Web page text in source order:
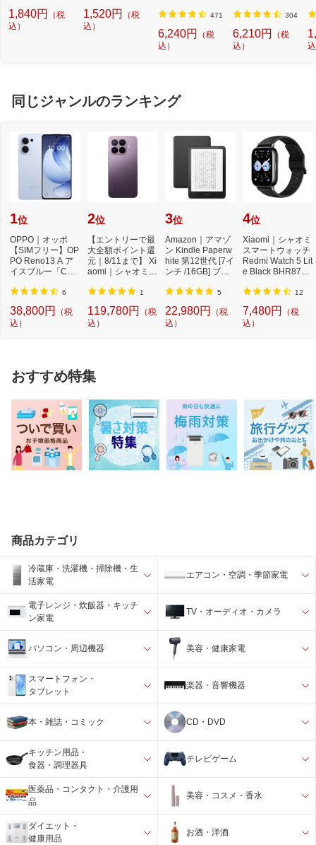
応 &gt; 衝撃吸収
フタ開閉ロック機
1,840円
（税
込）
プシールセット ブ
ルー DYKTSBL
1,520円
（税
込）
471
6,240円
（税
込）
3813805MP] 304
6,210円
（税
込）
同じジャンルのランキング
1位
OPPO｜オッポ
【SIMフリー】OP
PO Reno13 A ア
イスブルー「CPH
m Snapdr...
6
38,800円
（税
込）
2位
【エントリーで最
大全額ポイント還
元｜8/11まで】 Xi
aomi｜シャオミ
i...
1
119,780円
（税
込）
3位
Amazon｜アマゾ
ン Kindle Paperw
hite 第12世代 [7イ
ンチ /16GB] ブラ
Y ...
5
22,980円
（税
込）
4位
Xiaomi｜シャオミ
スマートウォッチ
Redmi Watch 5 Lit
e Black BHR8789
12
7,480円
（税
込）
おすすめ特集
商品カテゴリ
冷蔵庫・洗濯機・掃除機・生
活家電
エアコン・空調・季節家電
電子レンジ・炊飯器・キッチ
ン家電
TV・オーディオ・カメラ
パソコン・周辺機器 美容・健康家電
スマートフォン・
タブレット
楽器・音響機器
本・雑誌・コミック CD・DVD
キッチン用品・
食器・調理器具
テレビゲーム
医薬品・コンタクト・介護用
品
美容・コスメ・香水
ダイエット・
健康用品
お酒・洋酒